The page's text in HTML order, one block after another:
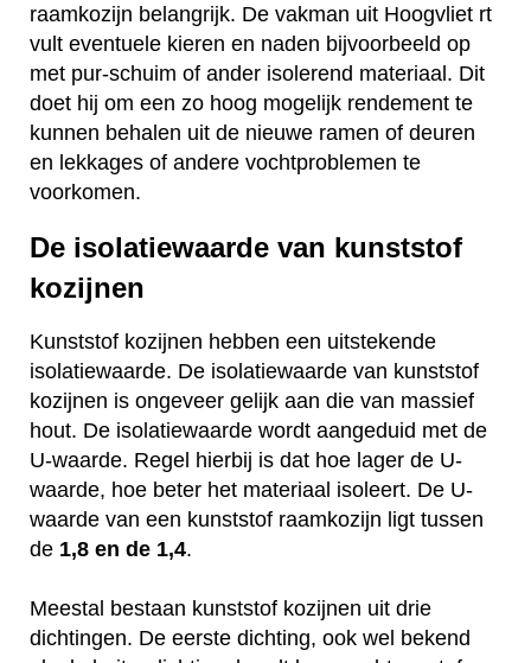
raamkozijn belangrijk. De vakman uit Hoogvliet rt
vult eventuele kieren en naden bijvoorbeeld op
met pur-schuim of ander isolerend materiaal. Dit
doet hij om een zo hoog mogelijk rendement te
kunnen behalen uit de nieuwe ramen of deuren
en lekkages of andere vochtproblemen te
voorkomen.
De isolatiewaarde van kunststof
kozijnen
Kunststof kozijnen hebben een uitstekende
isolatiewaarde. De isolatiewaarde van kunststof
kozijnen is ongeveer gelijk aan die van massief
hout. De isolatiewaarde wordt aangeduid met de
U-waarde. Regel hierbij is dat hoe lager de U-
waarde, hoe beter het materiaal isoleert. De U-
waarde van een kunststof raamkozijn ligt tussen
de 1,8 en de 1,4.
Meestal bestaan kunststof kozijnen uit drie
dichtingen. De eerste dichting, ook wel bekend